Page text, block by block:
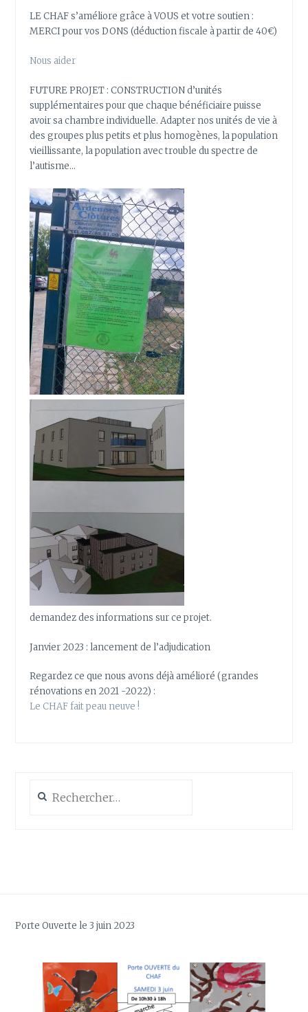
LE CHAF s’améliore grâce à VOUS et votre soutien :
MERCI pour vos DONS (déduction fiscale à partir de 40€)
Nous aider
FUTURE PROJET : CONSTRUCTION d’unités
supplémentaires pour que chaque bénéficiaire puisse
avoir sa chambre individuelle. Adapter nos unités de vie à
des groupes plus petits et plus homogènes, la population
vieillissante, la population avec trouble du spectre de
l’autisme…
demandez des informations sur ce projet.
Janvier 2023 : lancement de l’adjudication
Regardez ce que nous avons déjà amélioré (grandes
rénovations en 2021 -2022) :
Le CHAF fait peau neuve !
Porte Ouverte le 3 juin 2023